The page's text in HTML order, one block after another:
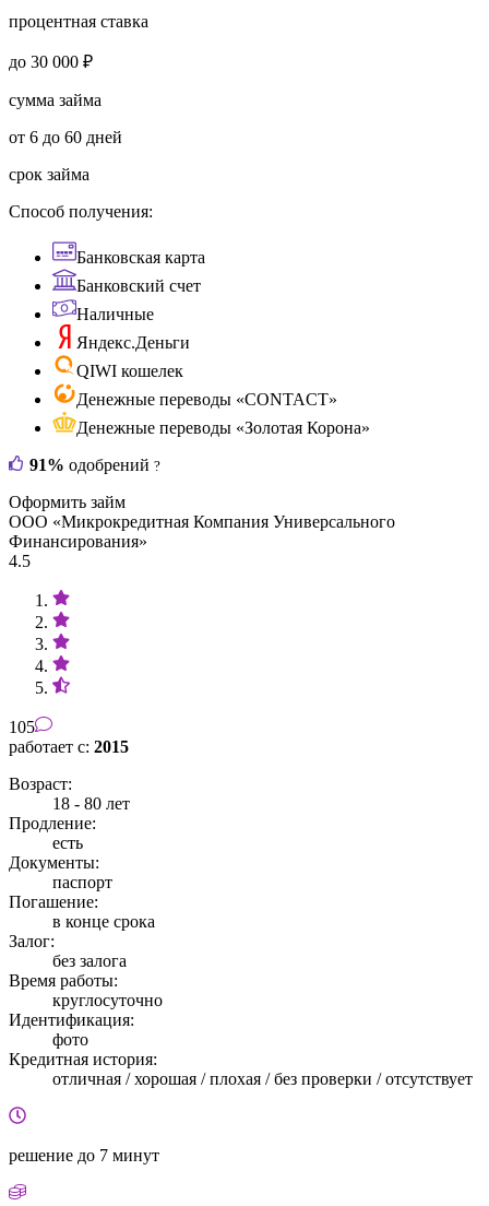
процентная ставка
до 30 000 ₽
сумма займа
от 6 до 60 дней
срок займа
Способ получения:
Банковская карта
Банковский счет
Наличные
Яндекс.Деньги
QIWI кошелек
Денежные переводы «CONTACT»
Денежные переводы «Золотая Корона»
91% одобрений ?
Оформить займ
ООО «Микрокредитная Компания Универсального
Финансирования»
4.5
105
работает с: 2015
Возраст:
18 - 80 лет
Продление:
есть
Документы:
паспорт
Погашение:
в конце срока
Залог:
без залога
Время работы:
круглосуточно
Идентификация:
фото
Кредитная история:
отличная / хорошая / плохая / без проверки / отсутствует
решение до 7 минут